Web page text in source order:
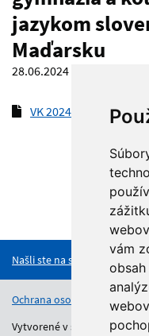
vám
obsah
jazykom
Maďarsku
28.06.2024
VK 2024-2025 Učiteľ
Našli ste na stránke chybu?
Ochrana osobných údajov
Vytvorené v súlade s